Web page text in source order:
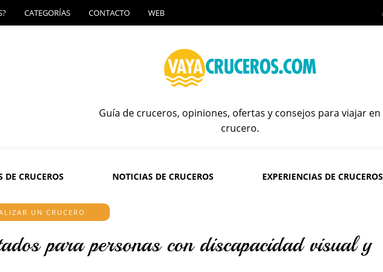
CATEGORÍAS CONTACTO WEB
Guía de cruceros, opiniones, ofertas y consejos para viajar en
crucero.
DE CRUCEROS NOTICIAS DE CRUCEROS EXPERIENCIAS DE CRUCEROS
UN CRUCERO
para personas con discapacidad visual y